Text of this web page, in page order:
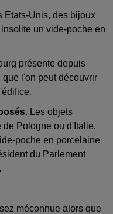
Etats-Unis, des bijoux
un vide-poche en
présente depuis
l'on peut découvrir
. Les objets
Pologne ou d'Italie.
poche en porcelaine
du Parlement
méconnue alors que